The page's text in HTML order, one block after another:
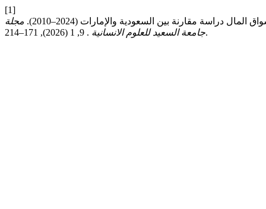
[1]
مجلة
جامعة السعيد للعلوم الانسانية. 9, 1 (2026), 171–214.